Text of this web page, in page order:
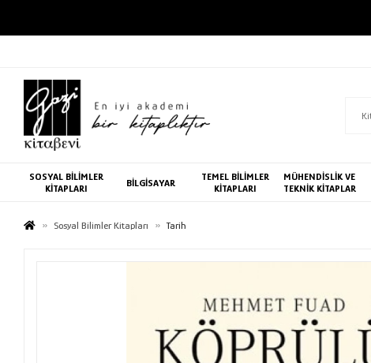
SOSYAL BİLİMLER
KİTAPLARI
BİLGİSAYAR
TEMEL BİLİMLER
KİTAPLARI
MÜHENDİSLİK VE
TEKNİK KİTAPLAR
Sosyal Bilimler Kitapları Tarih